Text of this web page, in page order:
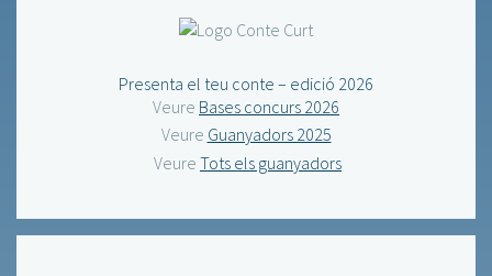
Presenta el teu conte – edició 2026
Veure Bases concurs 2026
Veure Guanyadors 2025
Veure Tots els guanyadors